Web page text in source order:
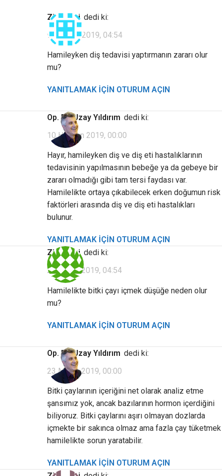
Ziyaretçi dedi ki:
9 Haziran 2019, 04:54
Hamileyken diş tedavisi yaptırmanın zararı olur
mu?
YANITLAMAK IÇIN OTURUM AÇIN
Op. Dr. Uzay Yıldırım dedi ki:
10 Haziran 2019, 00:00
Hayır, hamileyken diş ve diş eti hastalıklarının
tedavisinin yapılmasının bebeğe ya da gebeye bir
zararı olmadığı gibi tam tersi faydası var.
Hamilelikte ortaya çıkabilecek erken doğumun risk
faktörleri arasında diş ve diş eti hastalıkları
bulunur.
YANITLAMAK IÇIN OTURUM AÇIN
Ziyaretçi dedi ki:
22 Mayıs 2019, 04:54
Hamilelikte bitki çayı içmek düşüğe neden olur
mu?
YANITLAMAK IÇIN OTURUM AÇIN
Op. Dr. Uzay Yıldırım dedi ki:
23 Mayıs 2019, 00:00
Bitki çaylarının içeriğini net olarak analiz etme
şansımız yok, ancak bazılarının hormon içerdiğini
biliyoruz. Bitki çaylarını aşırı olmayan dozlarda
içmekte bir sakınca olmaz ama fazla çay tüketmek
hamilelikte sorun yaratabilir.
YANITLAMAK IÇIN OTURUM AÇIN